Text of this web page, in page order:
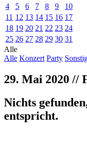
4
5 6 7 8 9
10
11 12 13 14 15 16 17
18 19 20 21 22 23 24
25 26 27 28 29 30 31
Alle
Alle Konzert Party
29. Mai 2020 //
Nichts
entspricht.